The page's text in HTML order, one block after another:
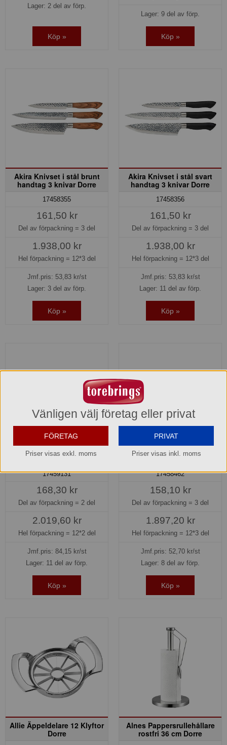
Lager: 2 del av förp.
Köp »
Lager: 9 del av förp.
Köp »
Akira Knivset i stål brunt
handtag 3 knivar Dorre
17458355
161,50 kr
Del av förpackning = 3 del
1.938,00 kr
Hel förpackning = 12*3 del
Jmf.pris: 53,83kr/st
Lager: 3 del av förp.
Köp »
Akira Knivset i stål svart
handtag 3 knivar Dorre
17458356
161,50 kr
Del av förpackning = 3 del
1.938,00 kr
Hel förpackning = 12*3 del
Jmf.pris: 53,83kr/st
Lager: 11 del av förp.
Köp »
Akira Trancherset 2 delar
Dorre
17459131
168,30 kr
Del av förpackning = 2 del
2.019,60 kr
Hel förpackning = 12*2 del
Jmf.pris: 84,15kr/st
Lager: 11 del av förp.
Köp »
Akira Trancherset 3 delar
Dorre
17458462
158,10 kr
Del av förpackning = 3 del
1.897,20 kr
Hel förpackning = 12*3 del
Jmf.pris: 52,70kr/st
Lager: 8 del av förp.
Köp »
Allie Äppeldelare 12 Klyftor
Dorre
Alnes Pappersrullehållare
rostfri 36 cm Dorre
Vänligen välj företag eller privat
FÖRETAG
Priser visas exkl. moms
PRIVAT
Priser visas inkl. moms